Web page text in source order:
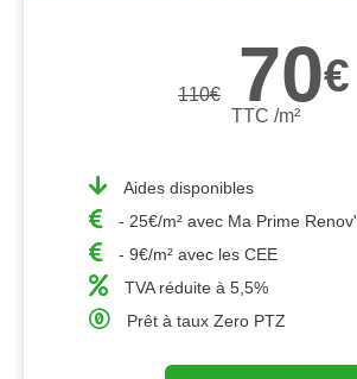
110€ 70€
TTC /m²
Aides disponibles
- 25€/m² avec Ma Prime Renov'
- 9€/m² avec les CEE
TVA réduite à 5,5%
Prêt à taux Zero PTZ